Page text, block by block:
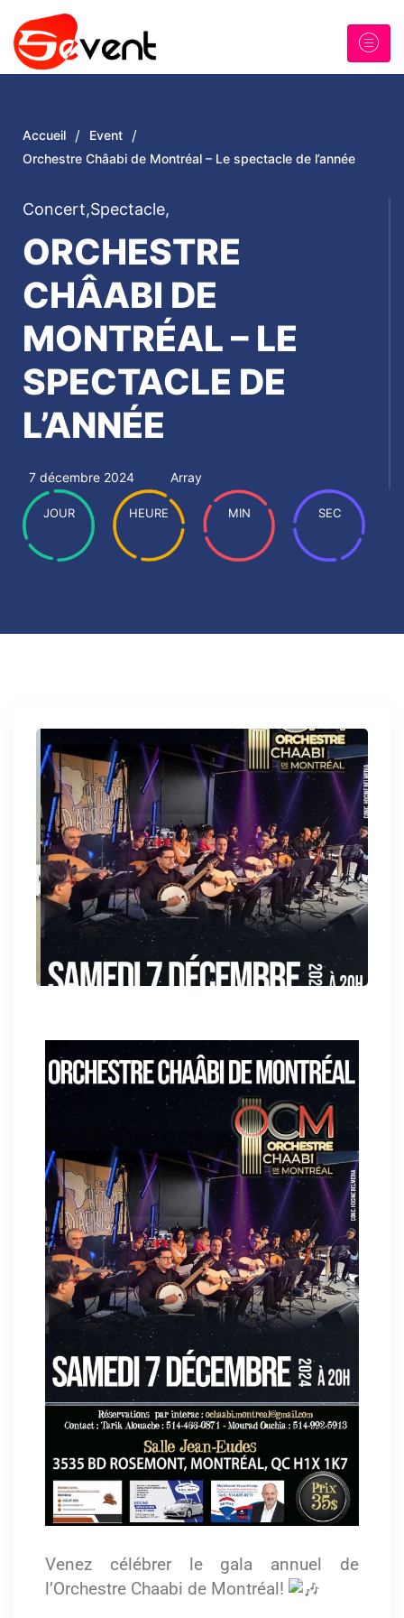
Accueil / Event /
Orchestre Châabi de Montréal – Le spectacle de l’année
Concert,Spectacle,
ORCHESTRE
CHÂABI DE
MONTRÉAL – LE
SPECTACLE DE
L’ANNÉE
7 décembre 2024 Array
JOUR HEURE MIN SEC
Venez célébrer le gala annuel de
l’Orchestre Chaabi de Montréal!